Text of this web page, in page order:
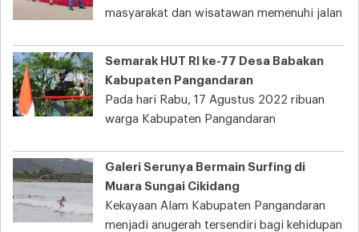
masyarakat dan wisatawan memenuhi jalan
Semarak HUT RI ke-77 Desa Babakan
Kabupaten Pangandaran
Pada hari Rabu, 17 Agustus 2022 ribuan
warga Kabupaten Pangandaran
Galeri Serunya Bermain Surfing di
Muara Sungai Cikidang
Kekayaan Alam Kabupaten Pangandaran
menjadi anugerah tersendiri bagi kehidupan